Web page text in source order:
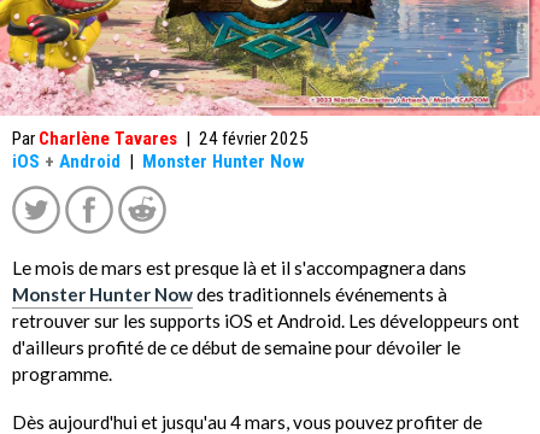
Par Charlène Tavares | 24 février 2025
iOS + Android | Monster Hunter Now
Le mois de mars est presque là et il s'accompagnera dans
Monster Hunter Nowdes traditionnels événements à
retrouver sur les supports iOS et Android. Les développeurs ont
d'ailleurs profité de ce début de semaine pour dévoiler le
programme.
Dès aujourd'hui et jusqu'au 4 mars, vous pouvez profiter de